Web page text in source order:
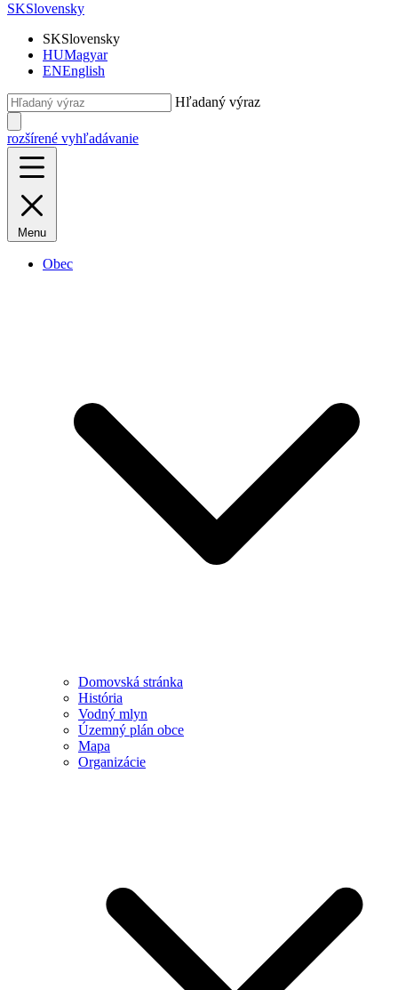
SKSlovensky
SKSlovensky
HUMagyar
ENEnglish
Hľadaný výraz
rozšírené vyhľadávanie
Menu
Obec
Domovská stránka
História
Vodný mlyn
Územný plán obce
Mapa
Organizácie